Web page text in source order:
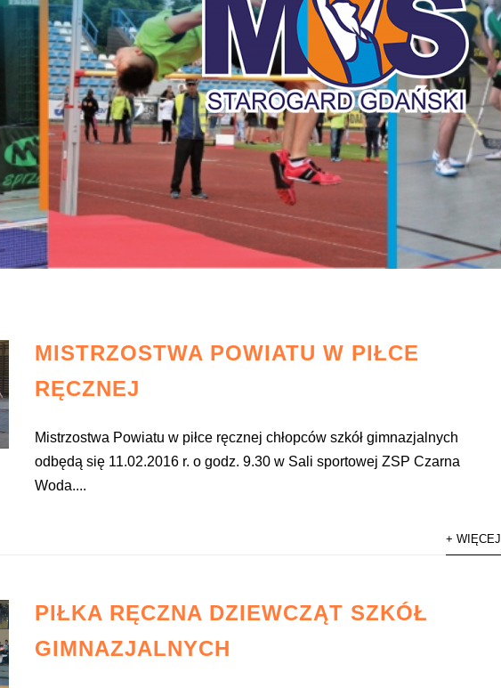
MISTRZOSTWA POWIATU W PIŁCE
RĘCZNEJ
Mistrzostwa Powiatu w piłce ręcznej chłopców szkół gimnazjalnych
odbędą się 11.02.2016 r. o godz. 9.30 w Sali sportowej ZSP Czarna
Woda....
+ WIĘCEJ
PIŁKA RĘCZNA DZIEWCZĄT SZKÓŁ
GIMNAZJALNYCH